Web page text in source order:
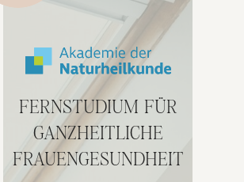
FERNSTUDIUM FÜR
GANZHEITLICHE
FRAUENGESUNDHEIT